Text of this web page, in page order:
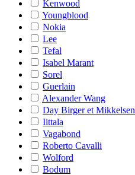
Kenwood
Youngblood
Nokia
Lee
Tefal
Isabel Marant
Sorel
Guerlain
Alexander Wang
Day Birger et Mikkelsen
Iittala
Vagabond
Roberto Cavalli
Wolford
Bodum